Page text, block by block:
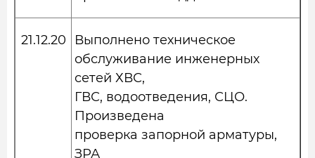
21.12.20
Выполнено техническое
обслуживание инженерных
сетей ХВС,
ГВС, водоотведения, СЦО.
Произведена
проверка запорной арматуры,
ЗРА